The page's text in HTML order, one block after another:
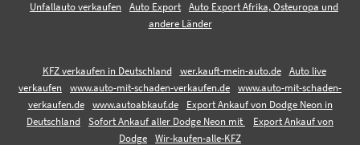
Unfallauto verkaufen Auto Export
Auto Export Afrika, Osteuropa und
andere Länder
KFZ verkaufen in Deutschland wer.kauft-mein-auto.de
Auto live
verkaufen
www.auto-mit-schaden-verkaufen.de
www.auto-mit-schaden-
verkaufen.de
www.autoabkauf.de
Export Ankauf von Dodge Neon in
Deutschland
Sofort Ankauf aller Dodge Neon mit
Export Ankauf von
Dodge
Wir-kaufen-alle-KFZ